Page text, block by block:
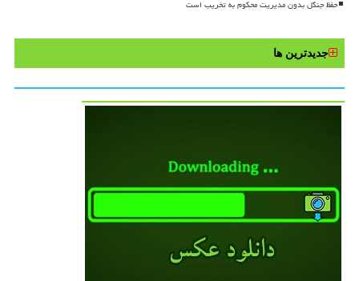
حفظ جنگل بدون مدیریت محکوم به تخریب است
جدیدترین ها